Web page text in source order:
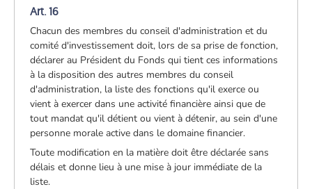
Art. 16
Chacun des membres du conseil d'administration et du
comité d'investissement doit, lors de sa prise de fonction,
déclarer au Président du Fonds qui tient ces informations
à la disposition des autres membres du conseil
d'administration, la liste des fonctions qu'il exerce ou
vient à exercer dans une activité financière ainsi que de
tout mandat qu'il détient ou vient à détenir, au sein d'une
personne morale active dans le domaine financier.
Toute modification en la matière doit être déclarée sans
délais et donne lieu à une mise à jour immédiate de la
liste.